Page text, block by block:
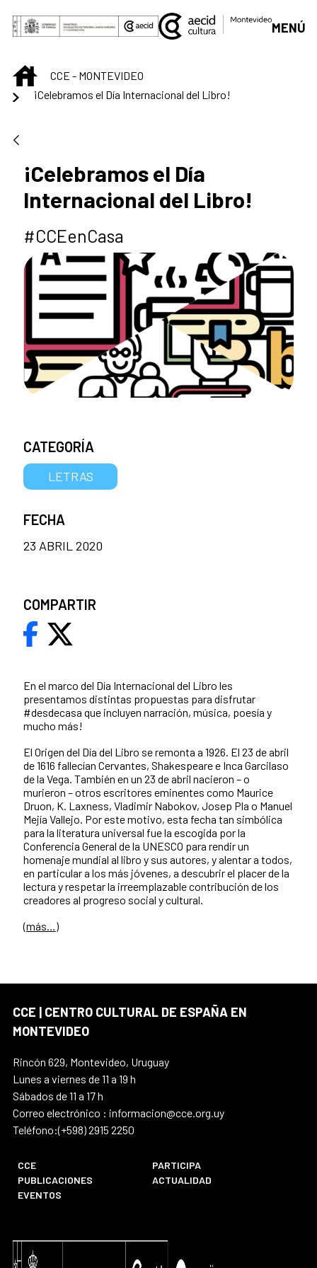
Saltar al contenido principal
MENÚ
INICIOCCE - MONTEVIDEO
¡Celebramos el Día Internacional del Libro!
¡Celebramos el Día
Internacional del Libro!
#CCEenCasa
En el marco del Día Internacional del Libro les
presentamos distintas propuestas para disfrutar
#desdecasa que incluyen narración, música, poesía y
mucho más!
El Origen del Día del Libro se remonta a 1926. El 23 de abril
de 1616 fallecían Cervantes, Shakespeare e Inca Garcilaso
de la Vega. También en un 23 de abril nacieron – o
murieron – otros escritores eminentes como Maurice
Druon, K. Laxness, Vladimir Nabokov, Josep Pla o Manuel
Mejía Vallejo. Por este motivo, esta fecha tan simbólica
para la literatura universal fue la escogida por la
Conferencia General de la UNESCO para rendir un
homenaje mundial al libro y sus autores, y alentar a todos,
en particular a los más jóvenes, a descubrir el placer de la
lectura y respetar la irreemplazable contribución de los
creadores al progreso social y cultural.
(más…)
CATEGORÍA
LETRAS
FECHA
23 ABRIL 2020
COMPARTIR
CCE | CENTRO CULTURAL DE ESPAÑA EN
MONTEVIDEO
Rincón 629, Montevideo, Uruguay
Lunes a viernes de 11 a 19 h
Sábados de 11 a 17 h
Correo electrónico : informacion@cce.org.uy
Teléfono:(+598) 2915 2250
CCE
PARTICIPA
PUBLICACIONES
ACTUALIDAD
EVENTOS